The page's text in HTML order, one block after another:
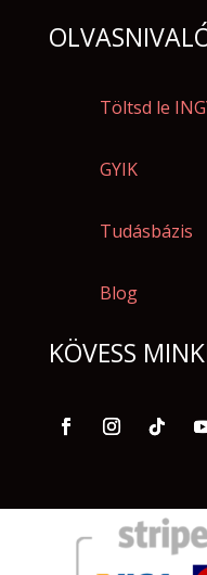
Töltsd le
GYIK
Tudásbázis
Blog
KÖVESS